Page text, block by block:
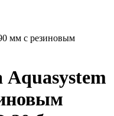
мм с резиновым
Aquasystem